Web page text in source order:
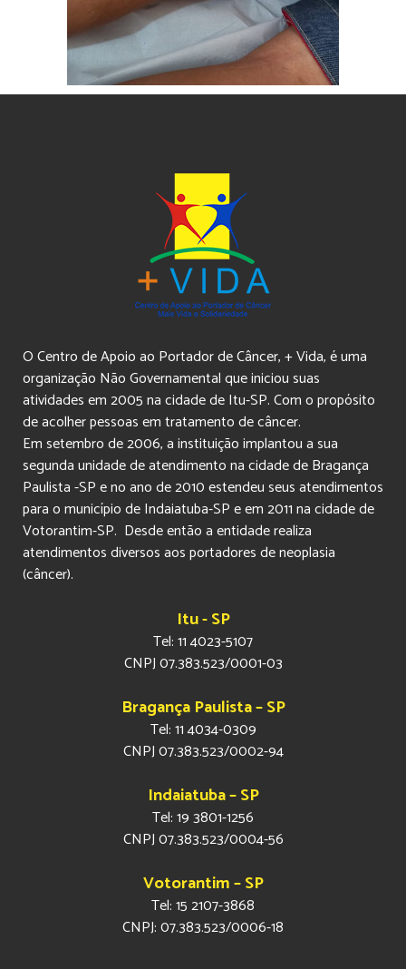
O Centro de Apoio ao Portador de Câncer, + Vida, é uma
organização Não Governamental que iniciou suas
atividades em 2005 na cidade de Itu-SP. Com o propósito
de acolher pessoas em tratamento de câncer.
Em setembro de 2006, a instituição implantou a sua
segunda unidade de atendimento na cidade de Bragança
Paulista -SP e no ano de 2010 estendeu seus atendimentos
para o município de Indaiatuba-SP e em 2011 na cidade de
Votorantim-SP. Desde então a entidade realiza
atendimentos diversos aos portadores de neoplasia
(câncer).
Itu - SP
Tel: 11 4023-5107
CNPJ 07.383.523/0001-03
Bragança Paulista – SP
Tel: 11 4034-0309
CNPJ 07.383.523/0002-94
Indaiatuba – SP
Tel: 19 3801-1256
CNPJ 07.383.523/0004-56
Votorantim – SP
Tel: 15 2107-3868
CNPJ: 07.383.523/0006-18